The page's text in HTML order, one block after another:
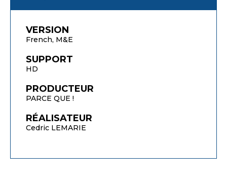
VERSION
French, M&E
SUPPORT
HD
PRODUCTEUR
PARCE QUE !
RÉALISATEUR
Cedric LEMARIE